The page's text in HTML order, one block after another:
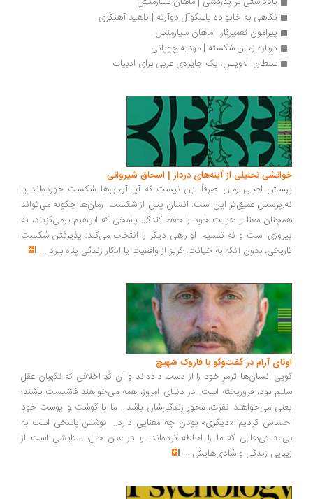
نگاهی به خانواده پاسکوآل دوآرته | ناهید آهنگری
پیرامون تعمیرکار | ماهان سیارمنش
درباره زمین شکسته | مهدیه چوپانی
سلطان الاویس: یک جایزه‌ی عربی برای ادبیات
تحلیلی از آینه‌های دردار | اسحاق شیروانی
اصلی رمان صرفاً این نیست که آیا آرمان‌ها شکست خورده‌اند یا
عمیق‌تر این است: انسان پس از شکست آرمان‌ها چگونه می‌تواند
معنا و هویت خود را حفظ کند؟... پاسخی که ابراهیم برمی‌گزیند، نه
است و نه تسلیم. او راهی دیگر را انتخاب می‌کند: پذیرفتن شکست
بدون آنکه به خیانت، گریز از واقعیت یا انکار زندگی پناه ببرد...
آرام در گفت‌وگو با فاروک شهیچ‭
انسان‌ها ترمزِ خود را از دست داده‌اند و آن کُدِ اخلاقی که نگهبان عقل
بود، فروریخته است. در دنیای امروز، همه می‌خواهند فاشیست باشند؛
می‌خواهند نفرت، محورِ زندگی‌شان باشد... ما با گوشت و پوست خود
کردیم «دیگری» بودن چه معنایی دارد... نوشتن پاسخی است به
که ما را احاطه کرده‌اند، و در عین حال، ستایشی است از
زندگی و شادی‌هایش...